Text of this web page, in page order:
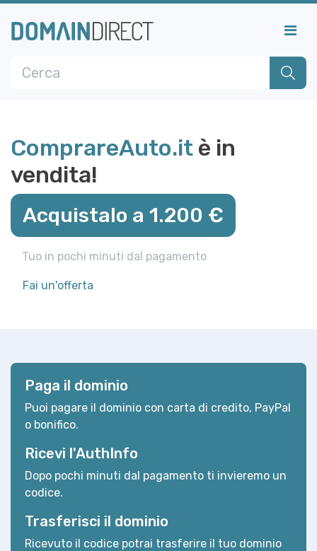
ComprareAuto.it è in
vendita!
Acquistalo a 1.200 €
Tuo in pochi minuti dal pagamento
Fai un'offerta
Paga il dominio
Puoi pagare il dominio con carta di credito, PayPal
o bonifico.
Ricevi l'AuthInfo
Dopo pochi minuti dal pagamento ti invieremo un
codice.
Trasferisci il dominio
Ricevuto il codice potrai trasferire il tuo dominio